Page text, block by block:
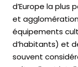
d’Europe la plus
et
équipements
d’habitants) et
souvent